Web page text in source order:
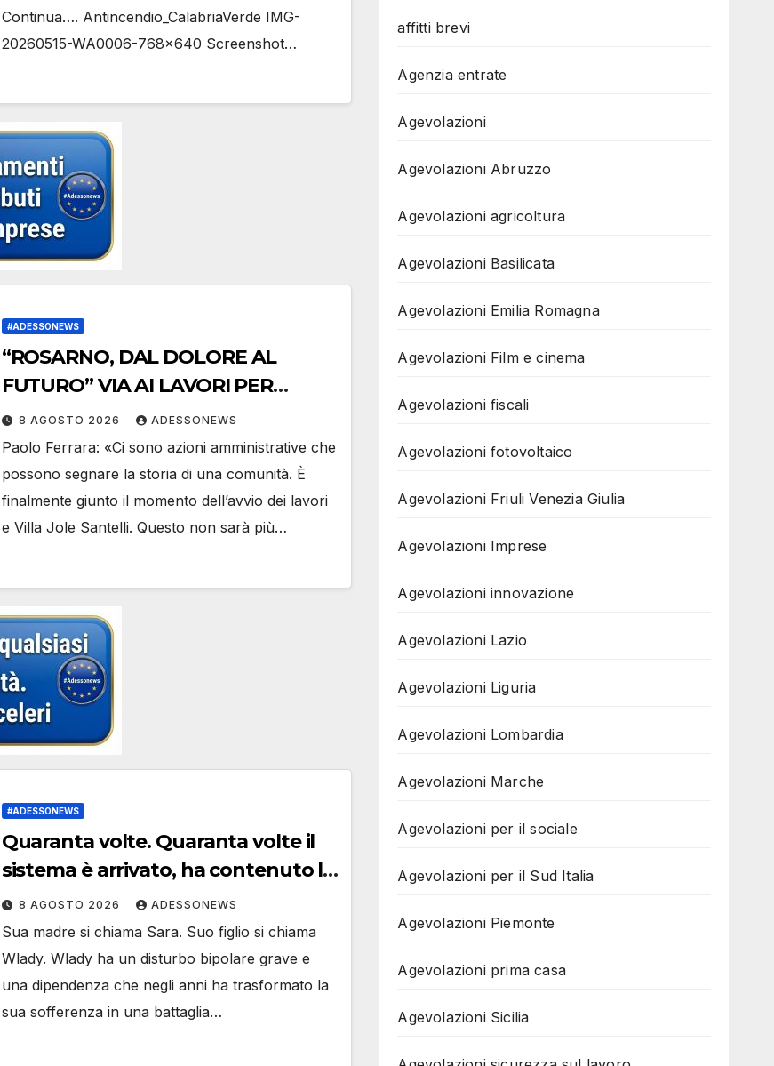
Continua…. Antincendio_CalabriaVerde IMG-
20260515-WA0006-768×640 Screenshot…
#ADESSONEWS
“ROSARNO, DAL DOLORE AL
FUTURO” VIA AI LAVORI PER
REALIZZARE IL SOGNO DI
UNIREGGIO A VILLA JOLE
SANTELLI: HUB WELFARE,
INCLUSIONE E INNOVAZIONE
SOCIALE
8 AGOSTO 2026 ADESSONEWS
Paolo Ferrara: «Ci sono azioni amministrative che
possono segnare la storia di una comunità. È
finalmente giunto il momento dell’avvio dei lavori
e Villa Jole Santelli. Questo non sarà più…
#ADESSONEWS
Quaranta volte. Quaranta volte il
sistema è arrivato, ha contenuto la
crisi, e poi se ne è andato.
Quaranta volte, in quindici anni,
senza mai costruire un percorso.
Senza mai chiedersi perché.
8 AGOSTO 2026 ADESSONEWS
Sua madre si chiama Sara. Suo figlio si chiama
Wlady. Wlady ha un disturbo bipolare grave e
una dipendenza che negli anni ha trasformato la
sua sofferenza in una battaglia…
affitti brevi
Agenzia entrate
Agevolazioni
Agevolazioni Abruzzo
Agevolazioni agricoltura
Agevolazioni Basilicata
Agevolazioni Emilia Romagna
Agevolazioni Film e cinema
Agevolazioni fiscali
Agevolazioni fotovoltaico
Agevolazioni Friuli Venezia Giulia
Agevolazioni Imprese
Agevolazioni innovazione
Agevolazioni Lazio
Agevolazioni Liguria
Agevolazioni Lombardia
Agevolazioni Marche
Agevolazioni per il sociale
Agevolazioni per il Sud Italia
Agevolazioni Piemonte
Agevolazioni prima casa
Agevolazioni Sicilia